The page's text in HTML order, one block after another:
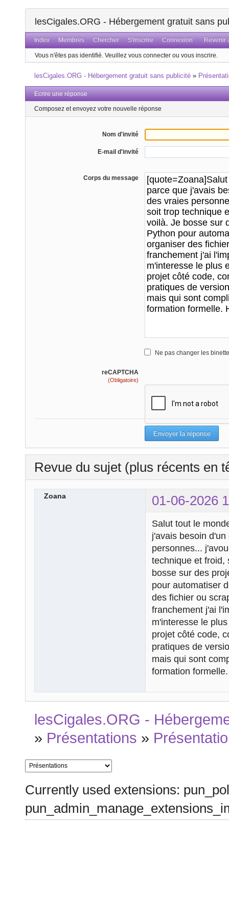
lesCigales.ORG - Hébergement gratuit sans
Index Membres Chercher S'inscrire Connexion Revenir
Vous n'êtes pas identifié. Veuillez vous connecter ou vous inscrire.
lesCigales.ORG - Hébergement gratuit sans publicité »
Ecrire une réponse
Composez et envoyez votre nouvelle réponse
Nom d'invité
E-mail d'invité
Corps du message
Ne pas changer les
reCAPTCHA
(Obligatoire)
Revue du sujet (plus récents en
Zoana 01-06-2026
Salut tout le
j'avais besoin
personnes...
technique et froid,
bosse sur des
pour automatiser
des fichier ou
franchement j'ai
m'interesse le
projet côté code,
pratiques de
mais qui sont
formation
lesCigales.ORG -
» Présentations »
Currently used extensions: